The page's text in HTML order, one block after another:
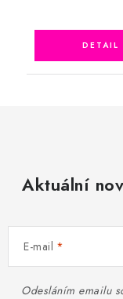
Aktuální
E-mail
Odesláním emailu